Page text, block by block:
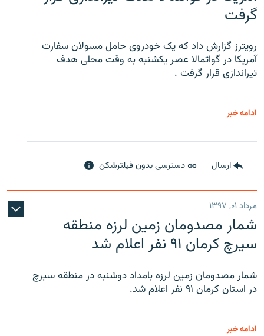
گرفت
رویترز گزارش داد که یک خودروی حامل مسولان سفارت
آمریکا در گواتمالا عصر یکشنبه به وقت محلی هدف
تیراندازی قرار گرفت .
ادامه خبر
ارسال دسترسی بدون فیلترشکن
مرداد ۰۱, ۱۳۹۷
شمار مصدومان زمین لرزه منطقه
سیرچ کرمان ۹۱ نفر اعلام شد
شمار مصدومان زمین لرزه بامداد دوشنبه در منطقه سیرچ
در استان کرمان ۹۱ نفر اعلام شد.
ادامه خبر